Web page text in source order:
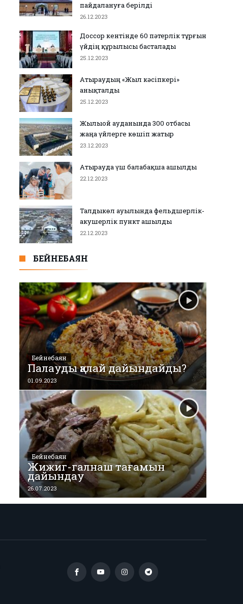
пайдалануға берілді
26.12.2023
Доссор кентінде 60 пәтерлік тұрғын
үйдің құрылысы басталады
25.12.2023
Атыраудың «Жыл кәсіпкері»
анықталды
25.12.2023
Жылыой ауданында 300 отбасы
жаңа үйлерге көшіп жатыр
23.12.2023
Атырауда үш балабақша ашылды
22.12.2023
Талдыкөл ауылында фельдшерлік-
акушерлік пункт ашылды
22.12.2023
БЕЙНЕБАЯН
Бейнебаян
Палауды қалай дайындайды?
01.09.2023
Бейнебаян
Жижиг-галнаш тағамын
дайындау
26.07.2023